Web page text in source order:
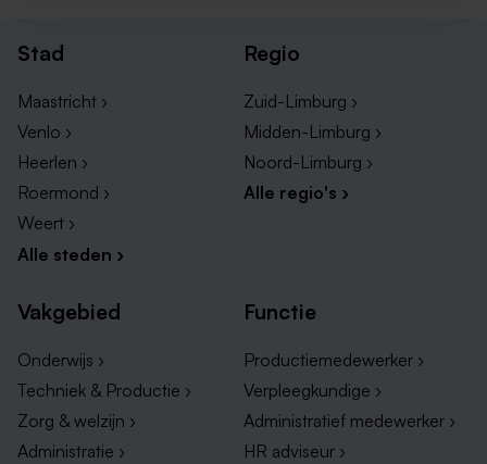
Stad
Maastricht ›
Venlo ›
Heerlen ›
Roermond ›
Weert ›
Alle steden ›
Regio
Zuid-Limburg ›
Midden-Limburg ›
Noord-Limburg ›
Alle regio's ›
Vakgebied
Onderwijs ›
Techniek & Productie ›
Zorg & welzijn ›
Administratie ›
Functie
Productiemedewerker ›
Verpleegkundige ›
Administratief medewerker ›
HR adviseur ›